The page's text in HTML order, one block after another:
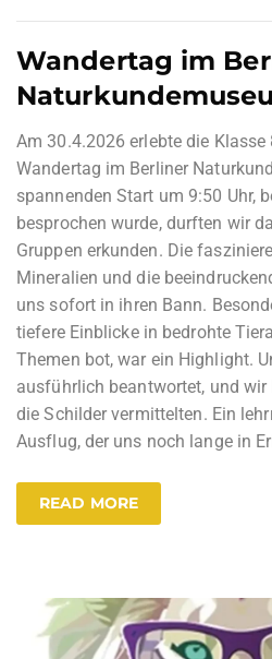
Wandertag im
Am 30.4.2026 erlebte die
Wandertag im Berliner
spannenden Start um 9:50 Uhr,
besprochen wurde, durften wir
Gruppen erkunden. Die
Mineralien und die
uns sofort in ihren Bann.
tiefere Einblicke in bedrohte
Themen bot, war ein Highlight.
ausführlich beantwortet, und wir
die Schilder vermittelten. Ein
Ausflug, der uns noch lange in
READ MORE